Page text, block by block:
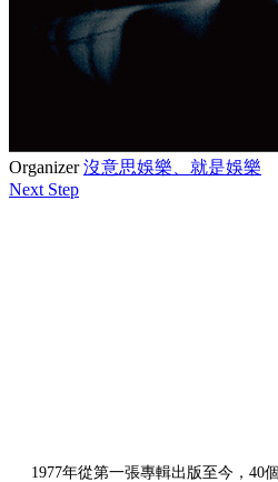
Organizer沒意思娛樂、就是娛樂
Next Step
1977年從第一張專輯出版至今，40